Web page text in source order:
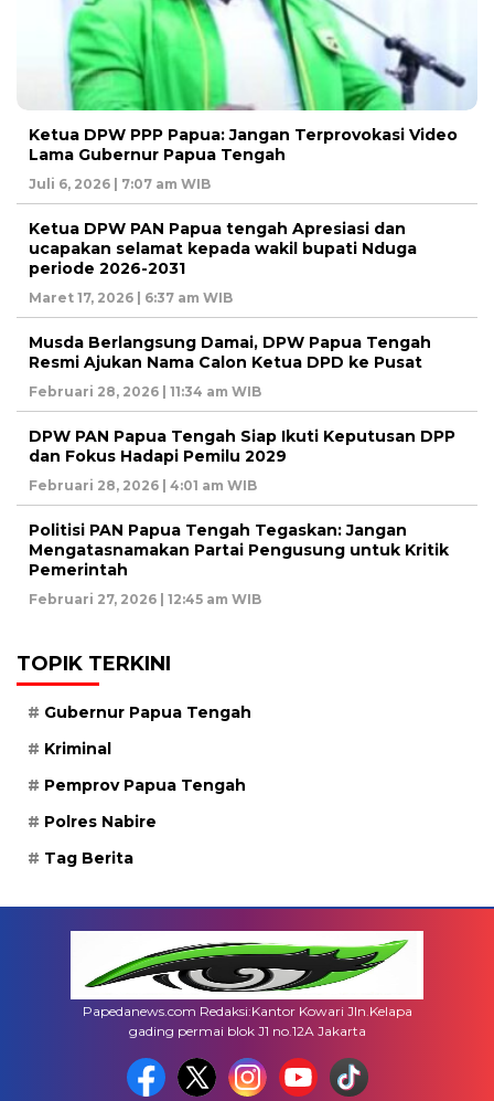
Ketua DPW PPP Papua: Jangan Terprovokasi Video
Lama Gubernur Papua Tengah
Juli 6, 2026 | 7:07 am WIB
Ketua DPW PAN Papua tengah Apresiasi dan
ucapakan selamat kepada wakil bupati Nduga
periode 2026-2031
Maret 17, 2026 | 6:37 am WIB
Musda Berlangsung Damai, DPW Papua Tengah
Resmi Ajukan Nama Calon Ketua DPD ke Pusat
Februari 28, 2026 | 11:34 am WIB
DPW PAN Papua Tengah Siap Ikuti Keputusan DPP
dan Fokus Hadapi Pemilu 2029
Februari 28, 2026 | 4:01 am WIB
Politisi PAN Papua Tengah Tegaskan: Jangan
Mengatasnamakan Partai Pengusung untuk Kritik
Pemerintah
Februari 27, 2026 | 12:45 am WIB
TOPIK TERKINI
Gubernur Papua Tengah
Kriminal
Pemprov Papua Tengah
Polres Nabire
Tag Berita
Papedanews.com Redaksi:Kantor Kowari Jln.Kelapa
gading permai blok J1 no.12A Jakarta